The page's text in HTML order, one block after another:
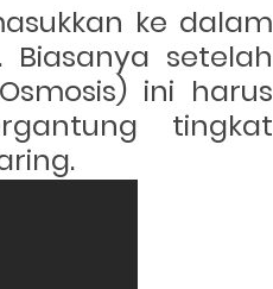
ke dalam
Biasanya setelah
ini harus
tingkat